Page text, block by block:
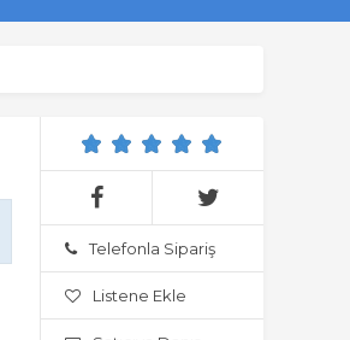
Telefonla Sipariş
Listene Ekle